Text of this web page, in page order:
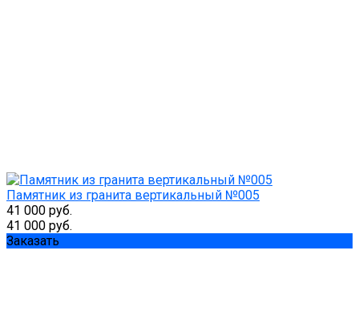
Памятник из гранита вертикальный №005
41 000 руб.
41 000 руб.
Заказать